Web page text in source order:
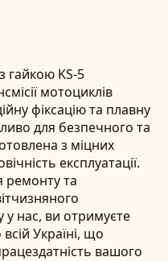
гайкою KS-5
мотоциклів
фіксацію та плавну
для безпечного та
з міцних
експлуатації.
ремонту та
нас, ви отримуєте
Україні, що
вашого